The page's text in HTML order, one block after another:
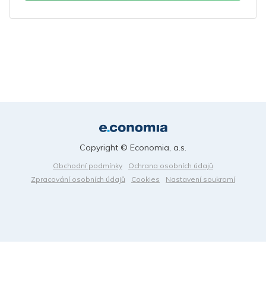
Obchodní podmínky
Ochrana osobních údajů
Zpracování osobních údajů
Cookies Nastavení soukromí
Copyright © Economia, a.s.